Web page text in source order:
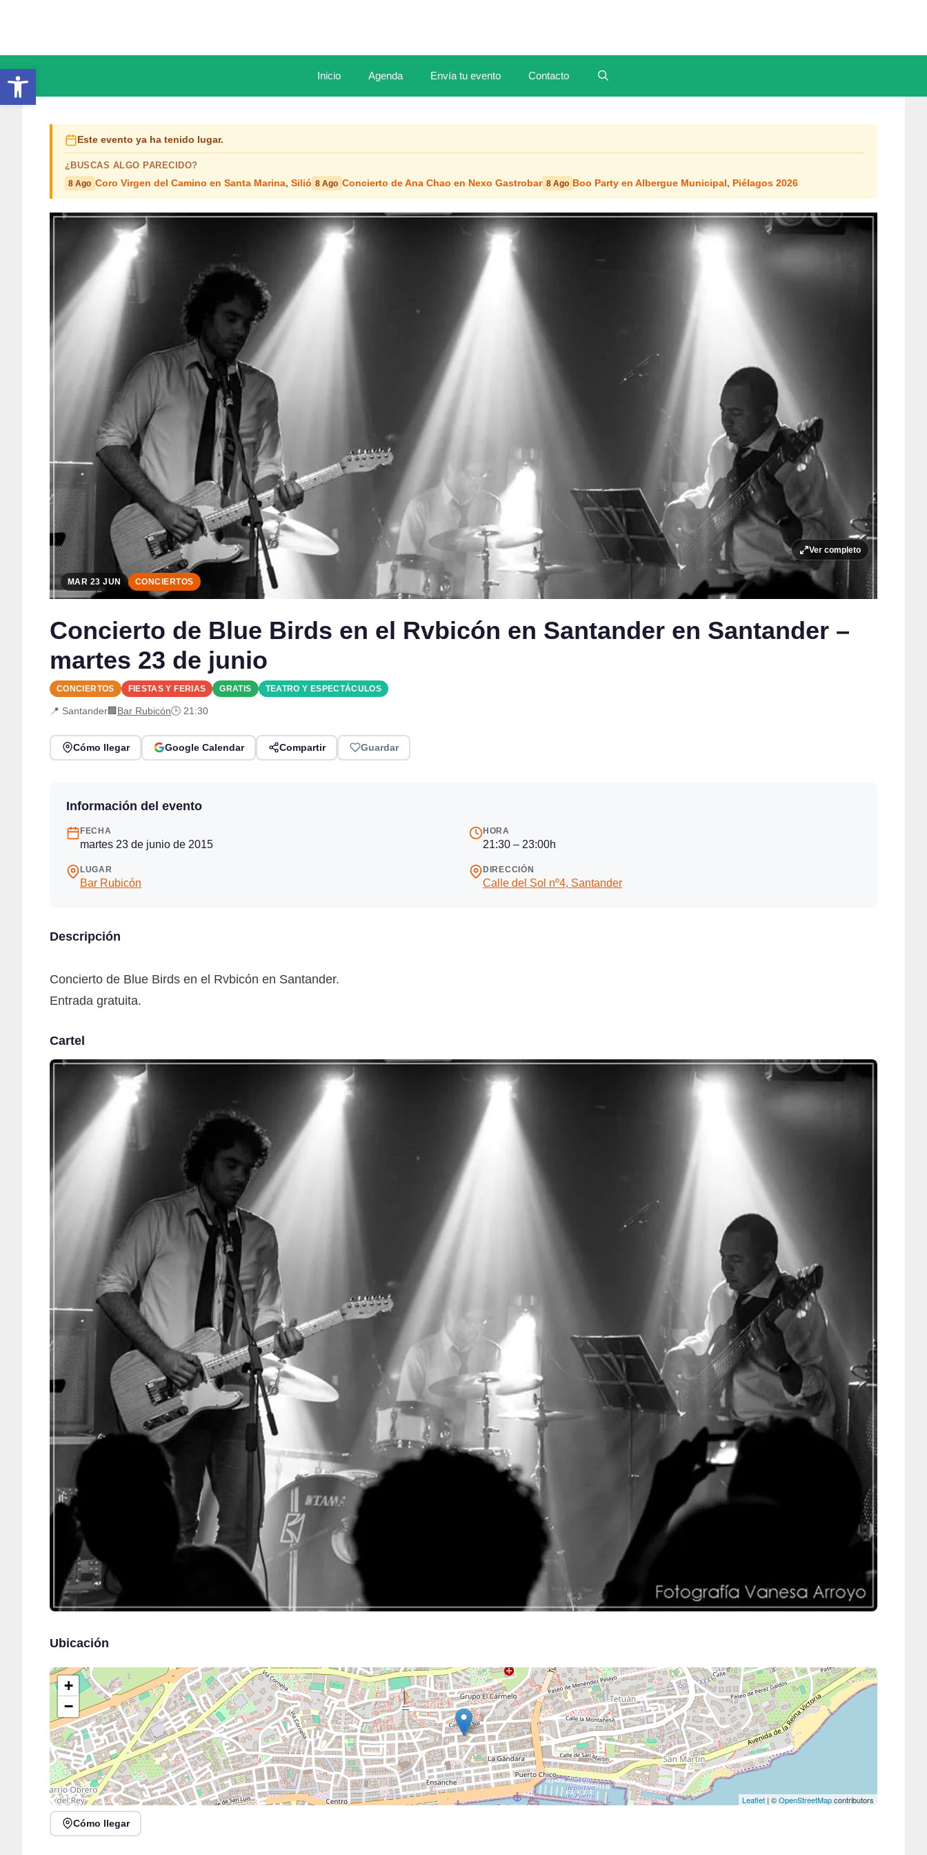
Abrir barra de herramientas Inicio Agenda Envía tu evento Contacto
Este evento ya ha tenido lugar.
¿BUSCAS ALGO PARECIDO?
8 Ago Coro Virgen del Camino en Santa Marina, Silió 8 Ago Concierto de Ana Chao en Nexo Gastrobar 8 Ago Boo Party en Albergue Municipal, Piélagos 2026
Ver completo
MAR 23 JUN CONCIERTOS
Concierto de Blue Birds en el Rvbicón en Santander en Santander –
martes 23 de junio
CONCIERTOS FIESTAS Y FERIAS GRATIS TEATRO Y ESPECTÁCULOS
📍 Santander🏢 Bar Rubicón🕒 21:30
Cómo llegar Google Calendar Compartir Guardar
Información del evento
FECHA
martes 23 de junio de 2015
HORA
21:30 – 23:00h
LUGAR
Bar Rubicón
DIRECCIÓN
Calle del Sol nº4, Santander
Descripción
Concierto de Blue Birds en el Rvbicón en Santander.
Entrada gratuita.
Cartel
Ubicación
+
−
Leaflet | ©OpenStreetMapcontributors
Cómo llegar